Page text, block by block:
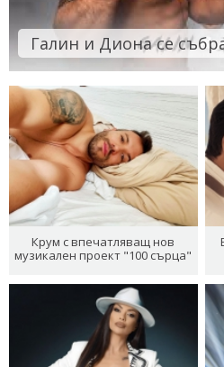
Галин и Диона се
Крум с впечатляващ нов
музикален проект "100 сърца"